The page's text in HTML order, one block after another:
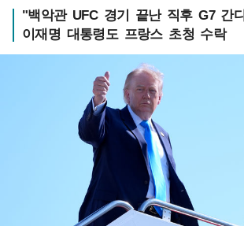
"백악관 UFC 경기 끝난 직후 G7 간
이재명 대통령도 프랑스 초청 수락